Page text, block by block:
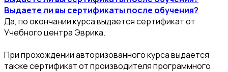
Выдаете ли вы сертификаты после обучения?
Да, по окончании курса выдается сертификат от
Учебного центра Эврика.
При прохождении авторизованного курса выдается
также сертификат от производителя программного